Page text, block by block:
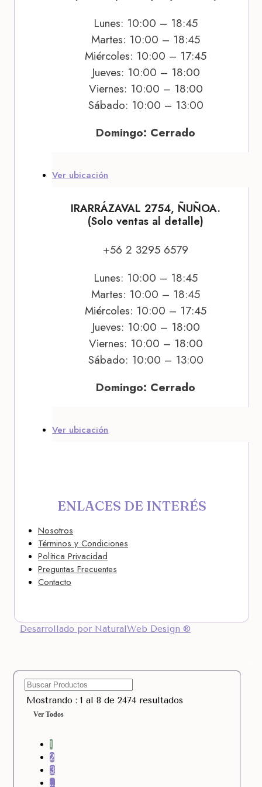
Lunes: 10:00 – 18:45
Martes: 10:00 – 18:45
Miércoles: 10:00 – 17:45
Jueves: 10:00 – 18:00
Viernes: 10:00 – 18:00
Sábado: 10:00 – 13:00
Domingo: Cerrado
Ver ubicación
IRARRÁZAVAL 2754, ÑUÑOA.
(Solo ventas al detalle)
+56 2 3295 6579
Lunes: 10:00 – 18:45
Martes: 10:00 – 18:45
Miércoles: 10:00 – 17:45
Jueves: 10:00 – 18:00
Viernes: 10:00 – 18:00
Sábado: 10:00 – 13:00
Domingo: Cerrado
Ver ubicación
ENLACES DE INTERÉS
Nosotros
Términos y Condiciones
Política Privacidad
Preguntas Frecuentes
Contacto
Desarrollado por NaturalWeb Design ®
Mostrando : 1 al 8 de 2474 resultados
Ver Todos
1
2
3
…